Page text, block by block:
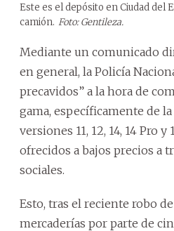
Este es el depósito en Ciudad del
camión. Foto: Gentileza.
Mediante un comunicado
en general, la Policía
precavidos” a la hora de
gama, específicamente de
versiones 11, 12, 14, 14 Pro y
ofrecidos a bajos precios a
sociales.
Esto, tras el reciente robo
mercaderías por parte de